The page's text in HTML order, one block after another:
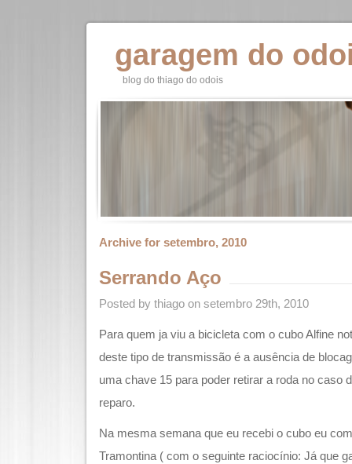
garagem do
blog do thiago do odois
Archive for setembro, 2010
Serrando Aço
Posted by thiago on setembro 29th, 2010
Para quem ja viu a bicicleta com o cubo Alfine
deste tipo de transmissão é a ausência de
uma chave 15 para poder retirar a roda no caso
reparo.
Na mesma semana que eu recebi o cubo eu
Tramontina ( com o seguinte raciocínio: Já que